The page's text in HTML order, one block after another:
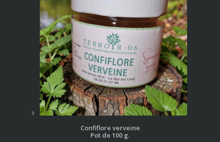
Confiflore verveine
Pot de 100 g.